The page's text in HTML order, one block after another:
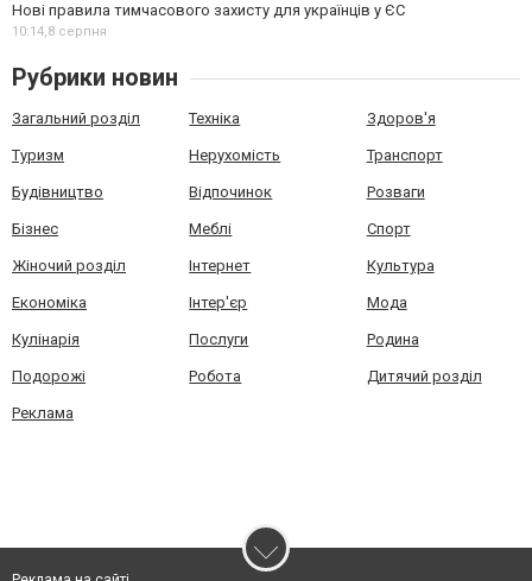
Нові правила тимчасового захисту для українців у ЄС
10:14,8 серпня
Рубрики новин
Загальний розділ Техніка Здоров'я
Туризм Нерухомість Транспорт
Будівництво Відпочинок Розваги
Бізнес Меблі Спорт
Жіночий розділ Інтернет Культура
Економіка Інтер'єр Мода
Кулінарія Послуги Родина
Подорожі Робота Дитячий розділ
Реклама